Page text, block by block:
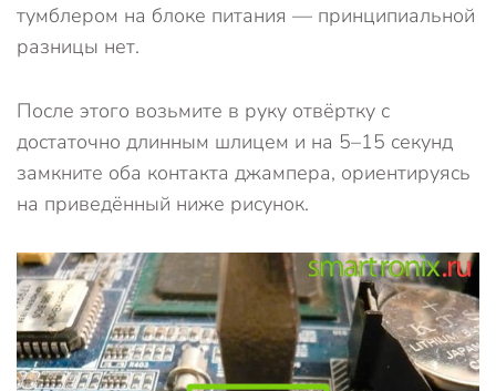
тумблером на блоке питания — принципиальной
разницы нет.
После этого возьмите в руку отвёртку с
достаточно длинным шлицем и на 5–15 секунд
замкните оба контакта джампера, ориентируясь
на приведённый ниже рисунок.